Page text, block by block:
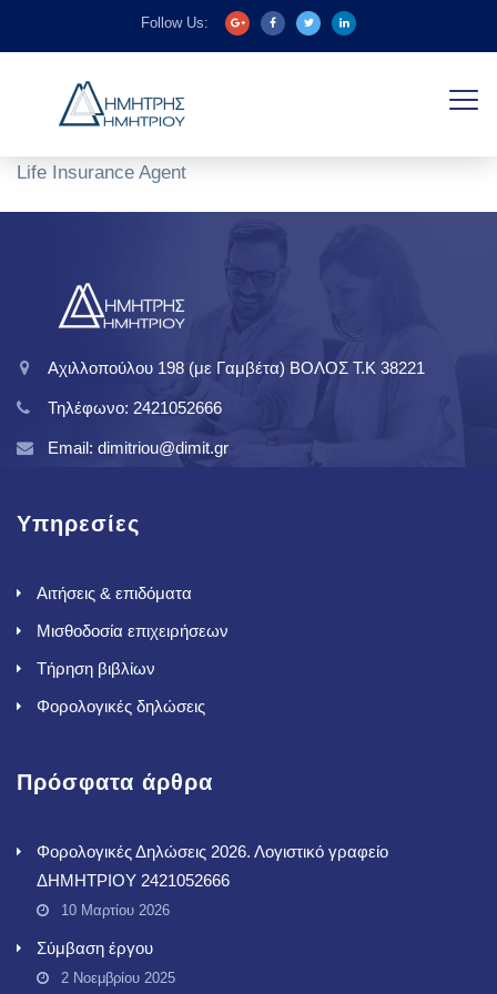
Follow Us:
Life Insurance Agent
Αχιλλοπούλου 198 (με Γαμβέτα) ΒΟΛΟΣ T.K 38221
Τηλέφωνο: 2421052666
Email: dimitriou@dimit.gr
Υπηρεσίες
Αιτήσεις & επιδόματα
Μισθοδοσία επιχειρήσεων
Τήρηση βιβλίων
Φορολογικές δηλώσεις
Πρόσφατα άρθρα
Φορολογικές Δηλώσεις 2026. Λογιστικό γραφείο
ΔΗΜΗΤΡΙΟΥ 2421052666
10 Μαρτίου 2026
Σύμβαση έργου
2 Νοεμβρίου 2025